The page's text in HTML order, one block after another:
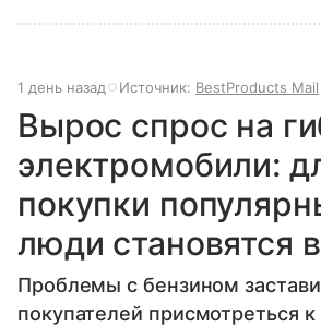
1 день назад Источник: BestProducts Mail
Вырос спрос на
электромобили:
покупки
люди становятся
Проблемы с бензином
покупателей присмотреться к